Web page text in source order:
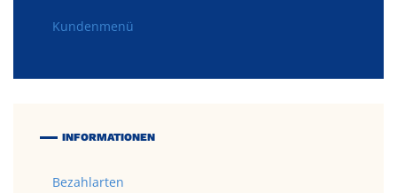
Kundenmenü
INFORMATIONEN
Bezahlarten